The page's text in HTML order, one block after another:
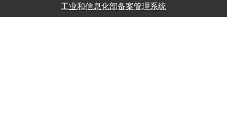
工业和信息化部备案管理系统